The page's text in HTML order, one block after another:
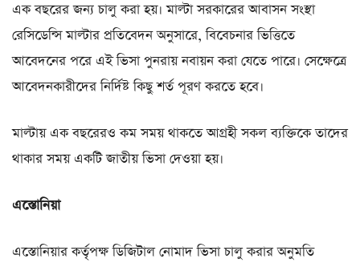
এক বছরের জন্য চালু করা হয়। মাল্টা সরকারের আবাসন সংস্থা
রেসিডেন্সি মাল্টার প্রতিবেদন অনুসারে, বিবেচনার ভিত্তিতে
আবেদনের পরে এই ভিসা পুনরায় নবায়ন করা যেতে পারে। সেক্ষেত্রে
আবেদনকারীদের নির্দিষ্ট কিছু শর্ত পূরণ করতে হবে।
মাল্টায় এক বছরেরও কম সময় থাকতে আগ্রহী সকল ব্যক্তিকে তাদের
থাকার সময় একটি জাতীয় ভিসা দেওয়া হয়।
এস্তোনিয়া
এস্তোনিয়ার কর্তৃপক্ষ ডিজিটাল নোমাদ ভিসা চালু করার অনুমতি